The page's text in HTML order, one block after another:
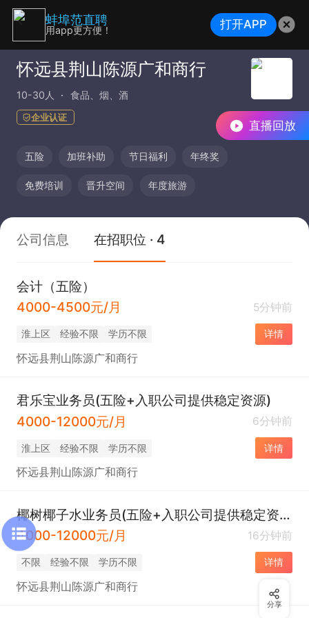
直播回放
怀远县荆山陈源广和商行
10-30人 食品、烟、酒
企业认证
五险 加班补助 节日福利 年终奖
免费培训 晋升空间 年度旅游
公司信息 在招职位 · 4
会计（五险）
4000-4500元/月
5分钟前
淮上区 经验不限 学历不限 详情
怀远县荆山陈源广和商行
君乐宝业务员(五险+入职公司提供稳定资源)
4000-12000元/月
6分钟前
淮上区 经验不限 学历不限 详情
怀远县荆山陈源广和商行
椰树椰子水业务员(五险+入职公司提供稳定资源）
4000-12000元/月
16分钟前
不限 经验不限 学历不限 详情
怀远县荆山陈源广和商行
分享
蚌埠范直聘
用app更方便！ 打开APP